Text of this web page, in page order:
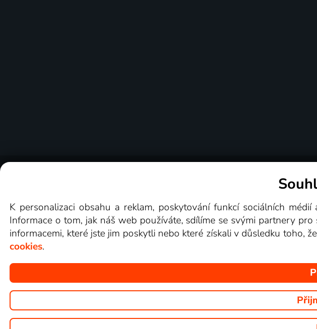
Copyright © goNET s.r.o. Na tomto webu jsou
K personalizaci obsahu a reklam, poskytování funkcí sociálních
Informace o tom, jak náš web používáte, sdílíme se svými partnery
informacemi, které jste jim poskytli nebo které získali v důsledku toho,
cookies.